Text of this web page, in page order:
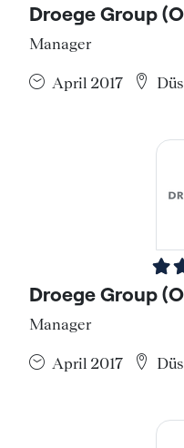
Droege Group
Manager
April 2017
Droege Group
Manager
April 2017